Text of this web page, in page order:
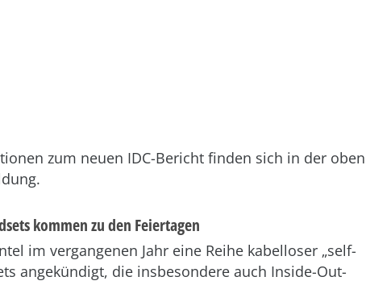
zum neuen IDC-Bericht finden sich in der oben
kommen zu den Feiertagen
im vergangenen Jahr eine Reihe kabelloser „self-
angekündigt, die insbesondere auch Inside-Out-